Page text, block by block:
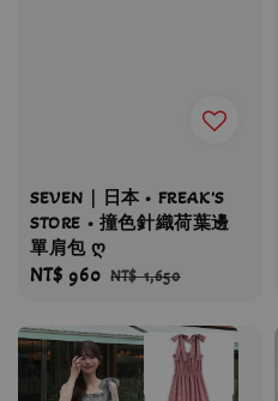
SEVEN｜日本 • FREAK'S
STORE • 撞色針織荷葉邊
單肩包 ღ
Sale
NT$ 960 Regular
NT$ 1,650